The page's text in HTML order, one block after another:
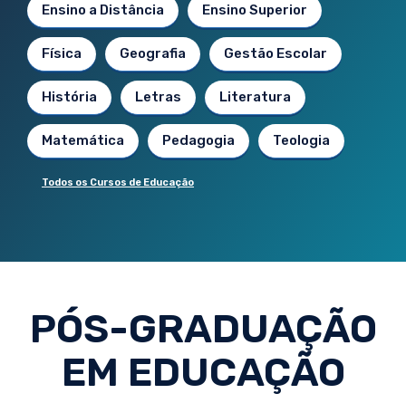
Ensino a Distância Ensino Superior
Física Geografia Gestão Escolar
História Letras Literatura
Matemática Pedagogia Teologia
Todos os Cursos de Educação
PÓS-GRADUAÇÃO
EM EDUCAÇÃO